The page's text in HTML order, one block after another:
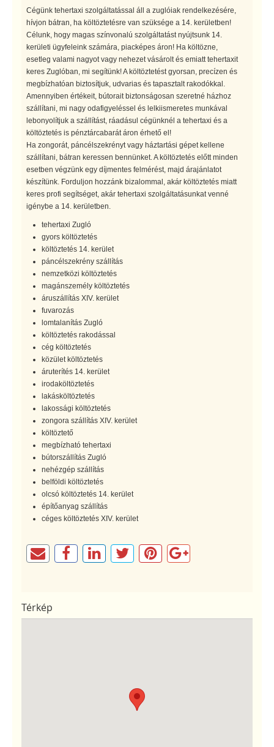
Cégünk tehertaxi szolgáltatással áll a zuglóiak rendelkezésére,
hívjon bátran, ha költöztetésre van szüksége a 14. kerületben!
Célunk, hogy magas színvonalú szolgáltatást nyújtsunk 14.
kerületi ügyfeleink számára, piacképes áron! Ha költözne,
esetleg valami nagyot vagy nehezet vásárolt és emiatt tehertaxit
keres Zuglóban, mi segítünk! A költöztetést gyorsan, precízen és
megbízhatóan biztosítjuk, udvarias és tapasztalt rakodókkal.
Amennyiben értékeit, bútorait biztonságosan szeretné házhoz
szállítani, mi nagy odafigyeléssel és lelkiismeretes munkával
lebonyolítjuk a szállítást, ráadásul cégünknél a tehertaxi és a
költöztetés is pénztárcabarát áron érhető el!
Ha zongorát, páncélszekrényt vagy háztartási gépet kellene
szállítani, bátran keressen bennünket. A költöztetés előtt minden
esetben végzünk egy díjmentes felmérést, majd árajánlatot
készítünk. Forduljon hozzánk bizalommal, akár költöztetés miatt
keres profi segítséget, akár tehertaxi szolgáltatásunkat venné
igénybe a 14. kerületben.
tehertaxi Zugló
gyors költöztetés
költöztetés 14. kerület
páncélszekrény szállítás
nemzetközi költöztetés
magánszemély költöztetés
áruszállítás XIV. kerület
fuvarozás
lomtalanítás Zugló
költöztetés rakodással
cég költöztetés
közület költöztetés
áruterítés 14. kerület
irodaköltöztetés
lakásköltöztetés
lakossági költöztetés
zongora szállítás XIV. kerület
költöztető
megbízható tehertaxi
bútorszállítás Zugló
nehézgép szállítás
belföldi költöztetés
olcsó költöztetés 14. kerület
építőanyag szállítás
céges költöztetés XIV. kerület
Térkép